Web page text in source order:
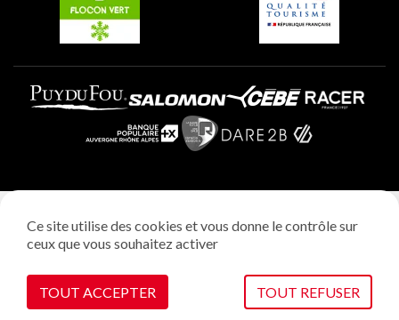
VOIR SUR LA CARTE
Gestion des cookies
Ce site utilise des cookies et vous donne le contrôle sur
ceux que vous souhaitez activer
TOUT ACCEPTER TOUT REFUSER